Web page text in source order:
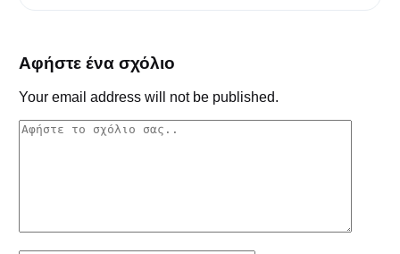
Αφήστε ένα σχόλιο
Your email address will not be published.